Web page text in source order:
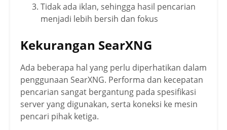
Tidak ada iklan, sehingga hasil pencarian
menjadi lebih bersih dan fokus
Kekurangan SearXNG
Ada beberapa hal yang perlu diperhatikan dalam
penggunaan SearXNG. Performa dan kecepatan
pencarian sangat bergantung pada spesifikasi
server yang digunakan, serta koneksi ke mesin
pencari pihak ketiga.